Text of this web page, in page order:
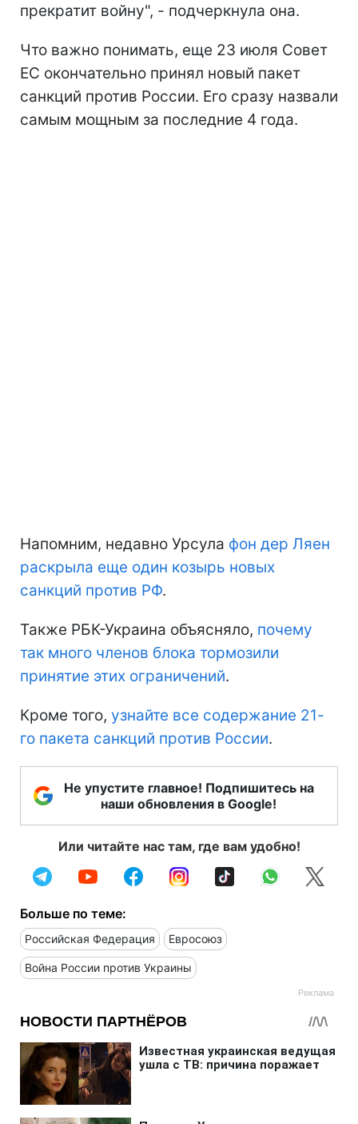
прекратит войну", - подчеркнула она.
Что важно понимать, еще 23 июля Совет
ЕС окончательно принял новый пакет
санкций против России. Его сразу назвали
самым мощным за последние 4 года.
Напомним, недавно Урсула фон дер Ляен
раскрыла еще один козырь новых
санкций против РФ.
Также РБК-Украина объясняло, почему
так много членов блока тормозили
принятие этих ограничений.
Кроме того, узнайте все содержание 21-
го пакета санкций против России.
Не упустите главное! Подпишитесь на
наши обновления в Google!
Или читайте нас там, где вам удобно!
Больше по теме:
Российская Федерация Евросоюз
Война России против Украины